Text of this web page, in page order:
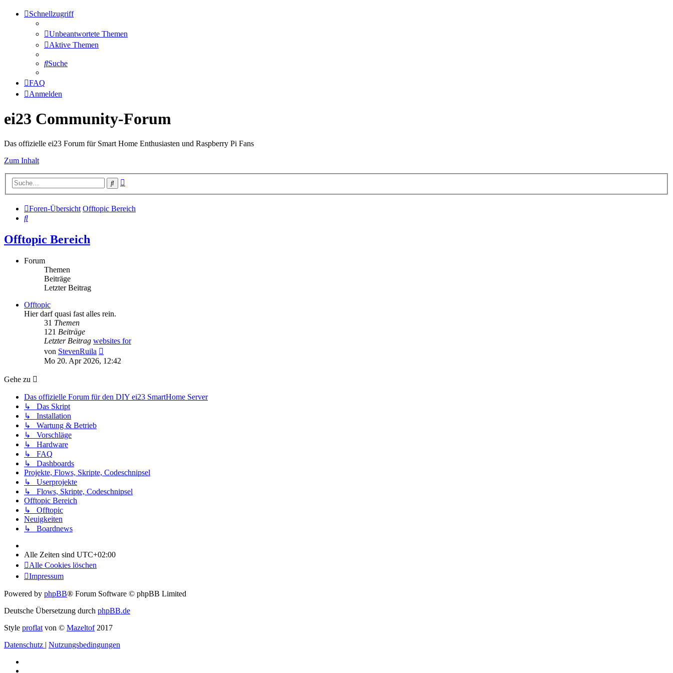
Schnellzugriff
Unbeantwortete Themen
Aktive Themen
Suche
FAQ
Anmelden
ei23 Community-Forum
Das offizielle ei23 Forum für Smart Home Enthusiasten und Raspberry Pi Fans
Zum Inhalt
Suche
Foren-Übersicht Offtopic Bereich
Suche
Offtopic Bereich
Forum
Themen
Beiträge
Letzter Beitrag
Offtopic
Hier darf quasi fast alles rein.
31 Themen
121 Beiträge
Letzter Beitrag websites for
von StevenRuila
Beitrag
Mo 20. Apr 2026, 12:42
Gehe zu
Das offizielle Forum für den DIY ei23 SmartHome Server
↳ Das Skript
↳ Installation
↳ Wartung & Betrieb
↳ Vorschläge
↳ Hardware
↳ FAQ
↳ Dashboards
Projekte, Flows, Skripte, Codeschnipsel
↳ Userprojekte
↳ Flows, Skripte, Codeschnipsel
Offtopic Bereich
↳ Offtopic
Neuigkeiten
↳ Boardnews
Alle Zeiten sind UTC+02:00
Alle Cookies löschen
Impressum
Powered by phpBB® Forum Software © phpBB Limited
Deutsche Übersetzung durch phpBB.de
Style proflat von © Mazeltof2017
Datenschutz | Nutzungsbedingungen